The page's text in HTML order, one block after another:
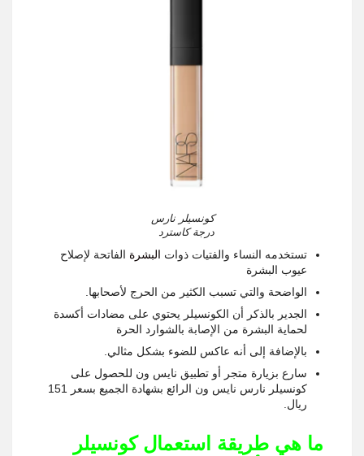
كونسيلر نارس
درجة كاسترد
تستخدمه النساء والفتيات ذوات البشرة الفاتحة لإصلاح
عيوب البشرة
الواضحة والتي تسبب الكثير من الحرج لأصحابها.
الجدير بالذكر أن الكونسيلر يحتوي على مضادات أكسدة
لحماية البشرة من الإصابة بالشوارد الحرة
بالإضافة إلى أنه عاكس للضوء بشكل مثالي.
سارع بزيارة متجر أو تطبيق نايس ون للحصول على
كونسيلر نارس نايس ون الرائع بشهادة الجميع بسعر 151
ريال.
ما هي طريقة استعمالكونسيلر